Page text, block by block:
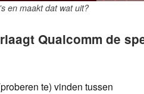
en maakt dat wat uit?
Qualcomm de
te) vinden tussen